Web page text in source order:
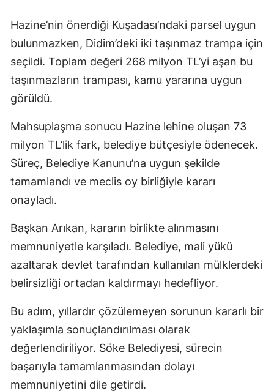
Hazine’nin önerdiği Kuşadası’ndaki parsel uygun
bulunmazken, Didim’deki iki taşınmaz trampa için
seçildi. Toplam değeri 268 milyon TL’yi aşan bu
taşınmazların trampası, kamu yararına uygun
görüldü.
Mahsuplaşma sonucu Hazine lehine oluşan 73
milyon TL’lik fark, belediye bütçesiyle ödenecek.
Süreç, Belediye Kanunu’na uygun şekilde
tamamlandı ve meclis oy birliğiyle kararı
onayladı.
Başkan Arıkan, kararın birlikte alınmasını
memnuniyetle karşıladı. Belediye, mali yükü
azaltarak devlet tarafından kullanılan mülklerdeki
belirsizliği ortadan kaldırmayı hedefliyor.
Bu adım, yıllardır çözülemeyen sorunun kararlı bir
yaklaşımla sonuçlandırılması olarak
değerlendiriliyor. Söke Belediyesi, sürecin
başarıyla tamamlanmasından dolayı
memnuniyetini dile getirdi.